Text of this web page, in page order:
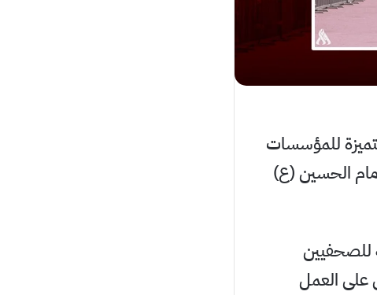
للمؤسسات
الحسين (ع)
للصحفيين
على العمل